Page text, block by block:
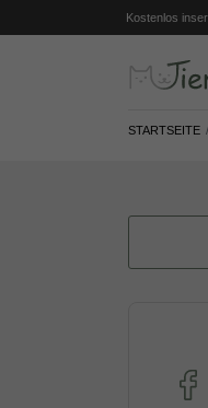
Kostenlos
STARTSEITE